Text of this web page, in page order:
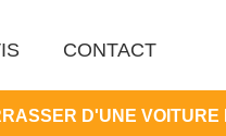
CONTACT
HORS